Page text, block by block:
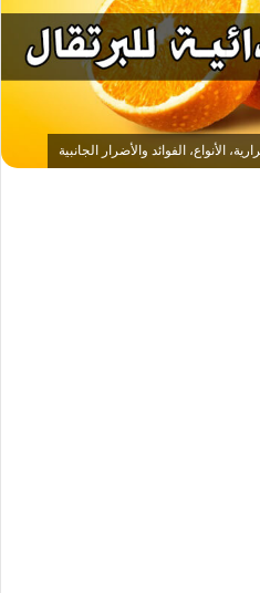
الأنواع، الفوائد والأضرار الجانبية